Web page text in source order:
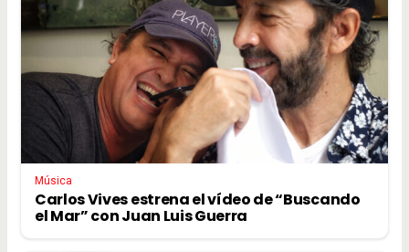
Música
Carlos Vives estrena el vídeo de “Buscando
el Mar” con Juan Luis Guerra